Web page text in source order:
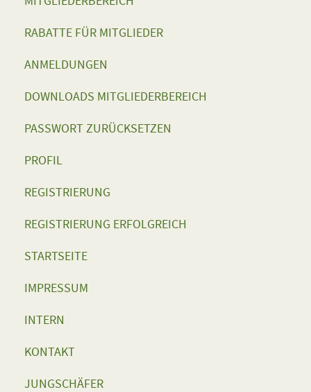
RABATTE FÜR MITGLIEDER
ANMELDUNGEN
DOWNLOADS MITGLIEDERBEREICH
PASSWORT ZURÜCKSETZEN
PROFIL
REGISTRIERUNG
REGISTRIERUNG ERFOLGREICH
STARTSEITE
IMPRESSUM
INTERN
KONTAKT
JUNGSCHÄFER